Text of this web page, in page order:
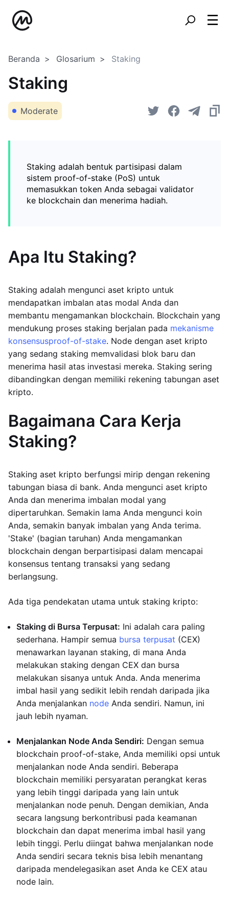
Beranda Glosarium Staking
Staking
Moderate
Staking adalah bentuk partisipasi dalam
sistem proof-of-stake (PoS) untuk
memasukkan token Anda sebagai validator
ke blockchain dan menerima hadiah.
Apa Itu Staking?
Staking adalah mengunci aset kripto untuk
mendapatkan imbalan atas modal Anda dan
membantu mengamankan blockchain. Blockchain yang
mendukung proses staking berjalan pada mekanisme
konsensusproof-of-stake. Node dengan aset kripto
yang sedang staking memvalidasi blok baru dan
menerima hasil atas investasi mereka. Staking sering
dibandingkan dengan memiliki rekening tabungan aset
kripto.
Bagaimana Cara Kerja
Staking?
Staking aset kripto berfungsi mirip dengan rekening
tabungan biasa di bank. Anda mengunci aset kripto
Anda dan menerima imbalan modal yang
dipertaruhkan. Semakin lama Anda mengunci koin
Anda, semakin banyak imbalan yang Anda terima.
'Stake' (bagian taruhan) Anda mengamankan
blockchain dengan berpartisipasi dalam mencapai
konsensus tentang transaksi yang sedang
berlangsung.
Ada tiga pendekatan utama untuk staking kripto:
Staking di Bursa Terpusat: Ini adalah cara paling
sederhana. Hampir semua bursa terpusat (CEX)
menawarkan layanan staking, di mana Anda
melakukan staking dengan CEX dan bursa
melakukan sisanya untuk Anda. Anda menerima
imbal hasil yang sedikit lebih rendah daripada jika
Anda menjalankan node Anda sendiri. Namun, ini
jauh lebih nyaman.
Menjalankan Node Anda Sendiri: Dengan semua
blockchain proof-of-stake, Anda memiliki opsi untuk
menjalankan node Anda sendiri. Beberapa
blockchain memiliki persyaratan perangkat keras
yang lebih tinggi daripada yang lain untuk
menjalankan node penuh. Dengan demikian, Anda
secara langsung berkontribusi pada keamanan
blockchain dan dapat menerima imbal hasil yang
lebih tinggi. Perlu diingat bahwa menjalankan node
Anda sendiri secara teknis bisa lebih menantang
daripada mendelegasikan aset Anda ke CEX atau
node lain.